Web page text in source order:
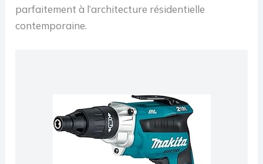
parfaitement à l’architecture résidentielle
contemporaine.